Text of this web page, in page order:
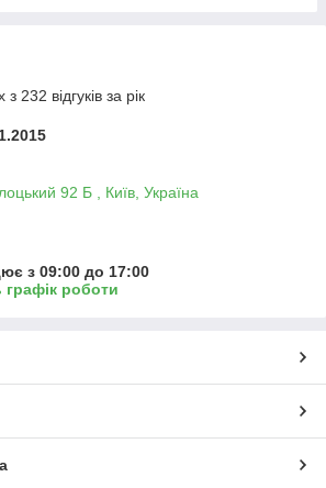
232 відгуків за рік
92 Б , Київ, Україна
з 09:00 до 17:00
графік роботи